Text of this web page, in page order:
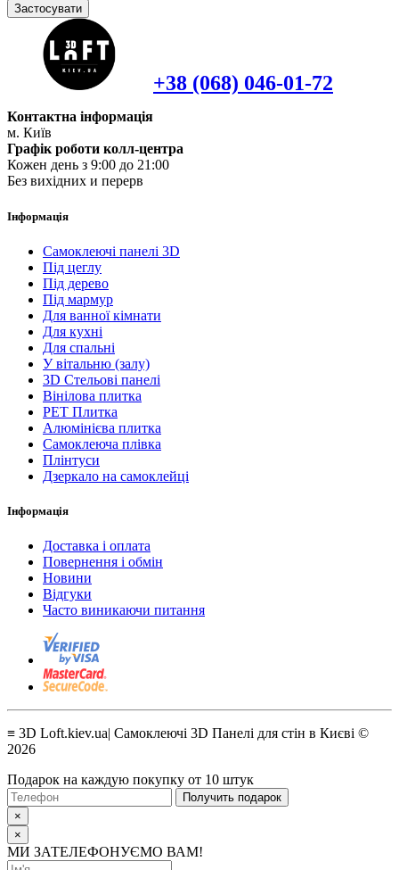
Застосувати
+38 (068) 046-01-72
Контактна інформація
м. Київ
Графік роботи колл-центра
Кожен день з 9:00 до 21:00
Без вихідних и перерв
Інформація
Самоклеючі панелі 3D
Під цеглу
Під дерево
Під мармур
Для ванної кімнати
Для кухні
Для спальні
У вітальню (залу)
3D Стельові панелі
Вінілова плитка
PET Плитка
Алюмінієва плитка
Самоклеюча плівка
Плінтуси
Дзеркало на самоклейці
Інформація
Доставка і оплата
Повернення і обмін
Новини
Відгуки
Часто виникаючи питання
≡ 3D Loft.kiev.ua| Самоклеючі 3D Панелі для стін в Києві ©
2026
Подарок на каждую покупку от 10 штук
Получить подарок
×
×
МИ ЗАТЕЛЕФОНУЄМО ВАМ!